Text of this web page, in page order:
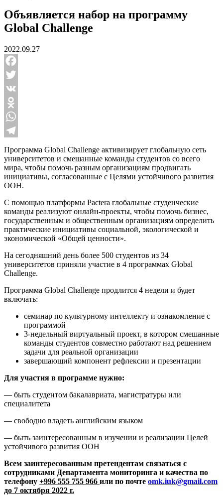
Объявляется набор на программу
Global Challenge
2022.09.27
Facebook
Twitter
VK
Odnoklassniki
WhatsApp
Программа Global Challenge активизирует глобальную сеть
университетов и смешанные команды студентов со всего
мира, чтобы помочь разным организациям продвигать
инициативы, согласованные с Целями устойчивого развития
ООН.
С помощью платформы Pactera глобальные студенческие
команды реализуют онлайн-проекты, чтобы помочь бизнес,
государственным и общественным организациям определить
практические инициативы социальной, экологической и
экономической «Общей ценности».
На сегодняшний день более 500 студентов из 34
университетов приняли участие в 4 программах Global
Challenge.
Программа Global Challenge продлится 4 недели и будет
включать:
семинар по культурному интеллекту и ознакомление с
программой
3-недельный виртуальный проект, в котором смешанные
команды студентов совместно работают над решением
задачи для реальной организации
завершающий компонент рефлексии и презентации
Для участия в программе нужно:
— быть студентом бакалавриата, магистратуры или
специалитета
— свободно владеть английским языком
— быть заинтересованным в изучении и реализации Целей
устойчивого развития ООН
Всем заинтересованным претендентам связаться с
сотрудниками Департамента мониторинга и качества по
телефону +996 555 755 966 или по почте omk.iuk@gmail.com
до 7 октября 2022 г.